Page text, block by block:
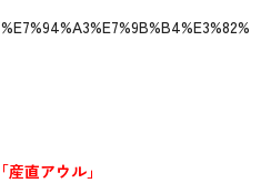
直アウル」